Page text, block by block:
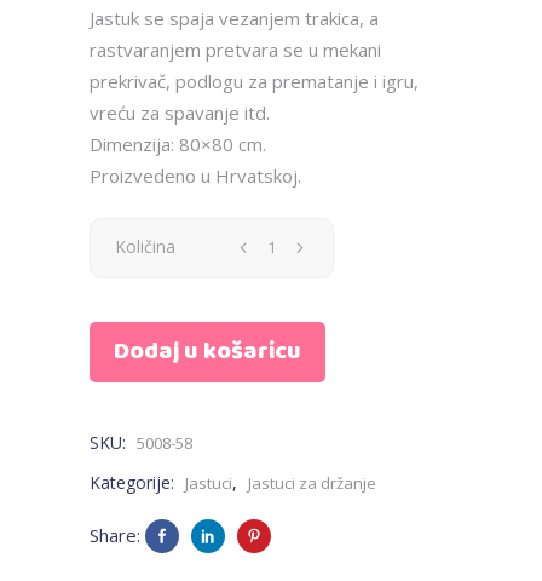
Jastuk se spaja vezanjem trakica, a
rastvaranjem pretvara se u mekani
prekrivač, podlogu za prematanje i igru,
vreću za spavanje itd.
Dimenzija: 80×80 cm.
Proizvedeno u Hrvatskoj.
Jastuk
bebe
cirkus
Količina
Dodaj u košaricu
SKU: 5008-58
Kategorije: Jastuci, Jastuci za držanje
Share: